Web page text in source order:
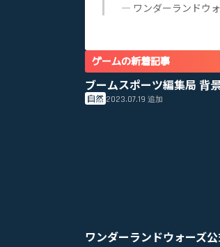
— ワンダーランドウ
ゲームの新着記事
ブームスポーツ編集局 背
自然 2023.07.19追加
ワンダーランドウォーズ